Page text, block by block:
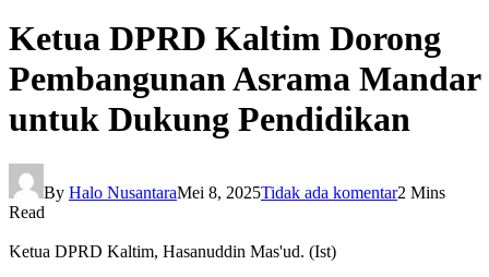
Ketua DPRD Kaltim Dorong
Pembangunan Asrama Mandar
untuk Dukung Pendidikan
By Halo NusantaraMei 8, 2025Tidak ada komentar2 Mins
Read
Ketua DPRD Kaltim, Hasanuddin Mas'ud. (Ist)